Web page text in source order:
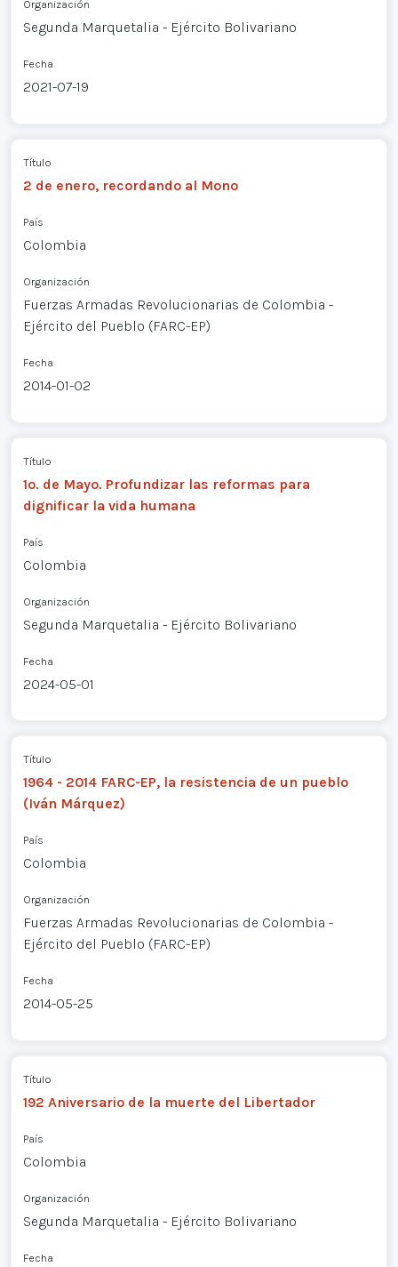
Organización
Segunda Marquetalia - Ejército Bolivariano
Fecha
2021-07-19
Título
2 de enero, recordando al Mono
País
Colombia
Organización
Fuerzas Armadas Revolucionarias de Colombia -
Ejército del Pueblo (FARC-EP)
Fecha
2014-01-02
Título
1o. de Mayo. Profundizar las reformas para
dignificar la vida humana
País
Colombia
Organización
Segunda Marquetalia - Ejército Bolivariano
Fecha
2024-05-01
Título
1964 - 2014 FARC-EP, la resistencia de un pueblo
(Iván Márquez)
País
Colombia
Organización
Fuerzas Armadas Revolucionarias de Colombia -
Ejército del Pueblo (FARC-EP)
Fecha
2014-05-25
Título
192 Aniversario de la muerte del Libertador
País
Colombia
Organización
Segunda Marquetalia - Ejército Bolivariano
Fecha